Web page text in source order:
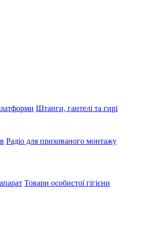
Штанги, гантелі та гирі
Радіо для прихованого монтажу
Товари особистої гігієни